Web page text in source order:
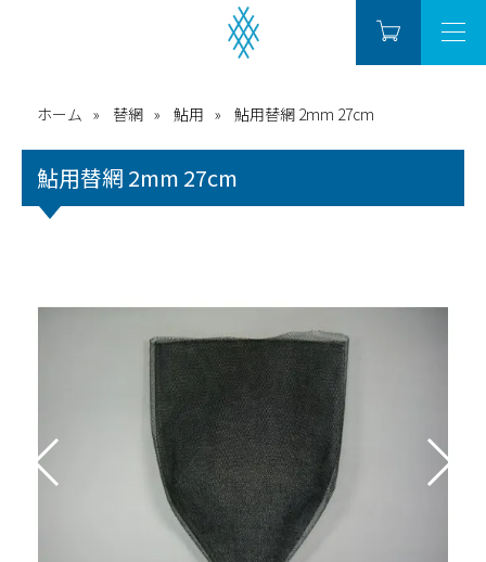
ホーム 替網 鮎用 鮎用替網 2mm 27cm
鮎用替網 2mm 27cm